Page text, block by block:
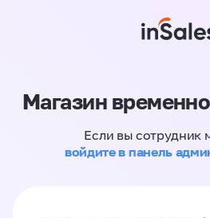
Магазин
Если вы сотрудник
войдите в панель